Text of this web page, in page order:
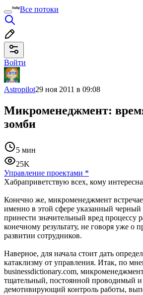
Все потоки
Войти
Astropilot29 ноя 2011 в 09:08
Микроменеджмент:
зомби
5 мин
25K
Управление проектами *
Хабраприветствую всех, кому
Конечно же, микроменеджмент
именно в этой сфере указанный
принести значительный вред процессу
конечному результату, не говоря уже о
развитии сотрудников.
Наверное, для начала стоит дать
катаклизму от управления. Итак, по
businessdictionary.com,
тщательный, постоянной проводимый и
демотивирующий контроль работы,